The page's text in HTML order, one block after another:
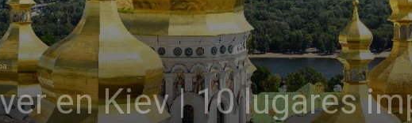
en Kiev | 10 lugares